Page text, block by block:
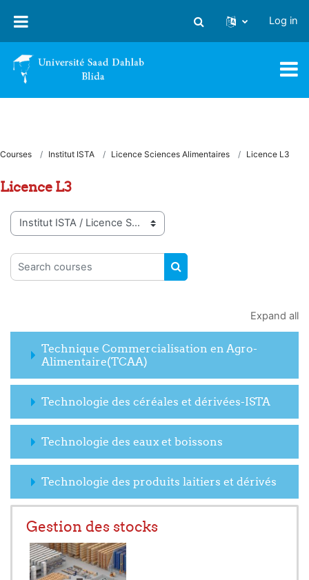
Toggle search input
Log in
Courses Institut ISTA Licence Sciences Alimentaires Licence L3
Licence L3
Course categories
Search courses
SEARCH COURSES
Expand all
Technique Commercialisation en Agro-
Alimentaire(TCAA)
Technologie des céréales et dérivées-ISTA
Technologie des eaux et boissons
Technologie des produits laitiers et dérivés
Gestion des stocks